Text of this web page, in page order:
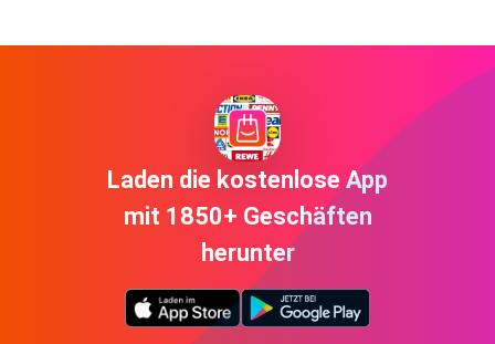
Laden die kostenlose App
mit 1850+ Geschäften
herunter